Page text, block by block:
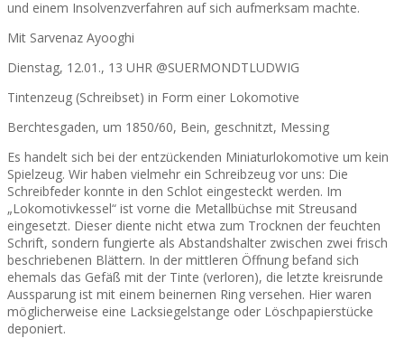
und einem Insolvenzverfahren auf sich aufmerksam machte.
Mit Sarvenaz Ayooghi
Dienstag, 12.01., 13 UHR @SUERMONDTLUDWIG
Tintenzeug (Schreibset) in Form einer Lokomotive
Berchtesgaden, um 1850/60, Bein, geschnitzt, Messing
Es handelt sich bei der entzückenden Miniaturlokomotive um kein
Spielzeug. Wir haben vielmehr ein Schreibzeug vor uns: Die
Schreibfeder konnte in den Schlot eingesteckt werden. Im
„Lokomotivkessel“ ist vorne die Metallbüchse mit Streusand
eingesetzt. Dieser diente nicht etwa zum Trocknen der feuchten
Schrift, sondern fungierte als Abstandshalter zwischen zwei frisch
beschriebenen Blättern. In der mittleren Öffnung befand sich
ehemals das Gefäß mit der Tinte (verloren), die letzte kreisrunde
Aussparung ist mit einem beinernen Ring versehen. Hier waren
möglicherweise eine Lacksiegelstange oder Löschpapierstücke
deponiert.